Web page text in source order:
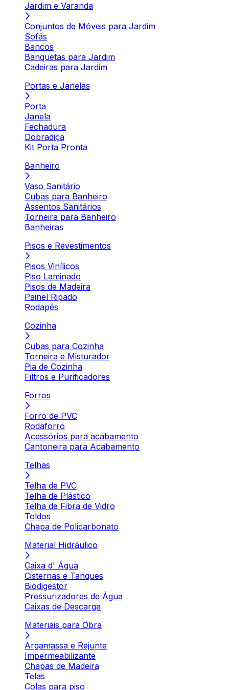
Jardim e Varanda
Conjuntos de Móveis para Jardim
Sofás
Bancos
Banquetas para Jardim
Cadeiras para Jardim
Portas e Janelas
Porta
Janela
Fechadura
Dobradiça
Kit Porta Pronta
Banheiro
Vaso Sanitário
Cubas para Banheiro
Assentos Sanitários
Torneira para Banheiro
Banheiras
Pisos e Revestimentos
Pisos Vinílicos
Piso Laminado
Pisos de Madeira
Painel Ripado
Rodapés
Cozinha
Cubas para Cozinha
Torneira e Misturador
Pia de Cozinha
Filtros e Purificadores
Forros
Forro de PVC
Rodaforro
Acessórios para acabamento
Cantoneira para Acabamento
Telhas
Telha de PVC
Telha de Plástico
Telha de Fibra de Vidro
Toldos
Chapa de Policarbonato
Material Hidráulico
Caixa d' Água
Cisternas e Tanques
Biodigestor
Pressurizadores de Água
Caixas de Descarga
Materiais para Obra
Argamassa e Rejunte
Impermeabilizante
Chapas de Madeira
Telas
Colas para piso